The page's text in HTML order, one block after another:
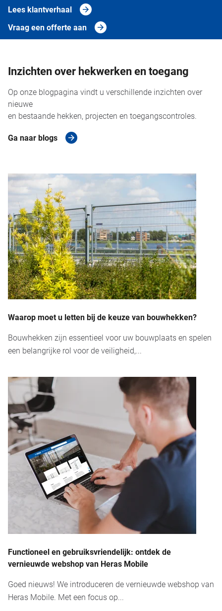
Lees klantverhaal
Vraag een offerte aan
Inzichten over hekwerken en toegang
Op onze blogpagina vindt u verschillende inzichten over
nieuwe
en bestaande hekken, projecten en toegangscontroles.
Ga naar blogs
Waarop moet u letten bij de keuze van bouwhekken?
Bouwhekken zijn essentieel voor uw bouwplaats en spelen
een belangrijke rol voor de veiligheid,...
Functioneel en gebruiksvriendelijk: ontdek de
vernieuwde webshop van Heras Mobile
Goed nieuws! We introduceren de vernieuwde webshop van
Heras Mobile. Met een focus op...